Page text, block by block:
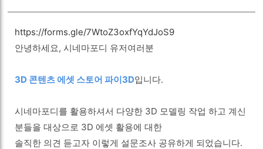
https://forms.gle/7WtoZ3oxfYqYdJoS9
안녕하세요, 시네마포디 유저여러분
3D 콘텐츠 에셋 스토어 파이3D입니다.
시네마포디를 활용하셔서 다양한 3D 모델링 작업 하고 계신
분들을 대상으로 3D 에셋 활용에 대한
솔직한 의견 듣고자 이렇게 설문조사 공유하게 되었습니다.
Sketchbook5, 스케치북5